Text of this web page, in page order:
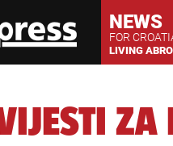
NEWS
FOR
LIVING